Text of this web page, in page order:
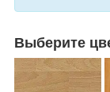
Выберите